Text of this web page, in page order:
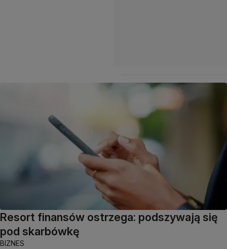
Resort finansów ostrzega: podszywają się
pod skarbówkę
BIZNES